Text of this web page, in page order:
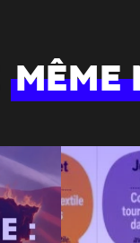
MÊME